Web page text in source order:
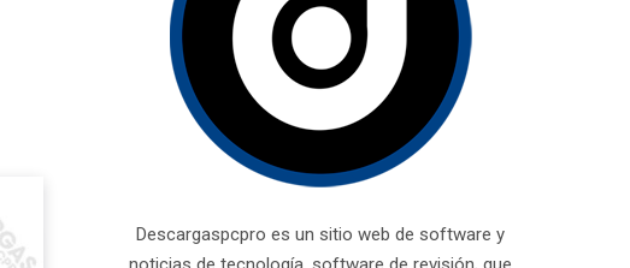
Descargaspcpro es un sitio web de software y